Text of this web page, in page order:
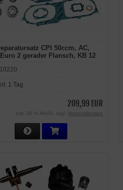
CPI 50ccm, AC,
2 gerader Flansch, KB 12
Generic, Keeway,
10220
1 Tag
209,99 EUR
inkl. 20 % MwSt. zzgl. Versandkosten